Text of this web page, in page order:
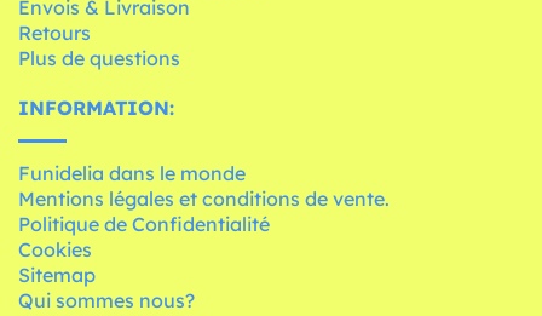
Envois & Livraison
Retours
Plus de questions
INFORMATION:
Funidelia dans le monde
Mentions légales et conditions de vente.
Politique de Confidentialité
Cookies
Sitemap
Qui sommes nous?